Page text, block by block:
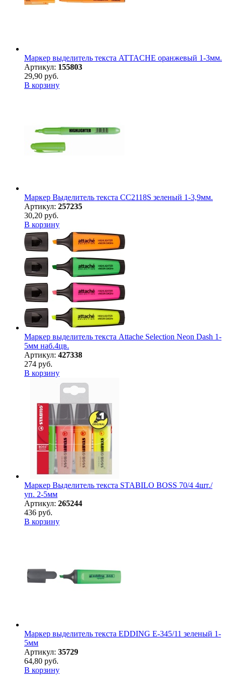
Маркер выделитель текста ATTACHE оранжевый 1-3мм.
Артикул: 155803
29,90 руб.
В корзину
Маркер Выделитель текста CC2118S зеленый 1-3,9мм.
Артикул: 257235
30,20 руб.
В корзину
Маркер выделитель текста Attache Selection Neon Dash 1-
5мм наб.4цв.
Артикул: 427338
274 руб.
В корзину
Маркер Выделитель текста STABILO BOSS 70/4 4шт./
уп. 2-5мм
Артикул: 265244
436 руб.
В корзину
Маркер выделитель текста EDDING E-345/11 зеленый 1-
5мм
Артикул: 35729
64,80 руб.
В корзину